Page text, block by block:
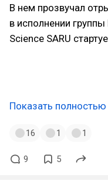
В нем прозвучал
в исполнении
Science SARU
Показать полностью
16 1 1
9 5